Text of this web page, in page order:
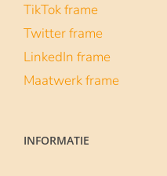
TikTok frame
Twitter frame
LinkedIn frame
Maatwerk frame
INFORMATIE